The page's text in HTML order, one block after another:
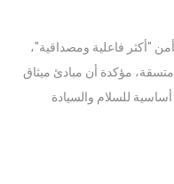
"أكثر فاعلية ومصداقية"،
مؤكدة أن مبادئ ميثاق
للسلام والسيادة